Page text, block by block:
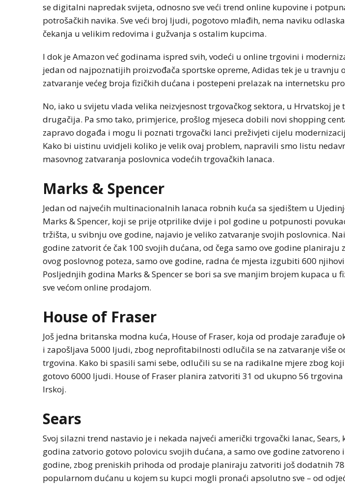
se digitalni napredak svijeta, odnosno sve veći trend online kupovine i
potrošačkih navika. Sve veći broj ljudi, pogotovo mlađih, nema naviku
čekanja u velikim redovima i gužvanja s ostalim kupcima.
I dok je Amazon već godinama ispred svih, vodeći u online trgovini i
jedan od najpoznatijih proizvođača sportske opreme, Adidas tek je u travnju
zatvaranje većeg broja fizičkih dućana i postepeni prelazak na internetsku
No, iako u svijetu vlada velika neizvjesnost trgovačkog sektora, u Hrvatskoj
drugačija. Pa smo tako, primjerice, prošlog mjeseca dobili novi shopping
zapravo događa i mogu li poznati trgovački lanci preživjeti cijelu
Kako bi uistinu uvidjeli koliko je velik ovaj problem, napravili smo listu
masovnog zatvaranja poslovnica vodećih trgovačkih lanaca.
Marks & Spencer
Jedan od najvećih multinacionalnih lanaca robnih kuća sa sjedištem u
Marks & Spencer, koji se prije otprilike dvije i pol godine u potpunosti
tržišta, u svibnju ove godine, najavio je veliko zatvaranje svojih poslovnica.
godine zatvorit će čak 100 svojih dućana, od čega samo ove godine planiraju
ovog poslovnog poteza, samo ove godine, radna će mjesta izgubiti 600
Posljednjih godina Marks & Spencer se bori sa sve manjim brojem kupaca u
sve većom online prodajom.
House of Fraser
Još jedna britanska modna kuća, House of Fraser, koja od prodaje zarađuje
i zapošljava 5000 ljudi, zbog neprofitabilnosti odlučila se na zatvaranje više
trgovina. Kako bi spasili sami sebe, odlučili su se na radikalne mjere zbog
gotovo 6000 ljudi. House of Fraser planira zatvoriti 31 od ukupno 56
Irskoj.
Sears
Svoj silazni trend nastavio je i nekada najveći američki trgovački lanac,
godina zatvorio gotovo polovicu svojih dućana, a samo ove godine zatvoreno
godine, zbog preniskih prihoda od prodaje planiraju zatvoriti još dodatnih
popularnom dućanu u kojem su kupci mogli pronaći apsolutno sve – od